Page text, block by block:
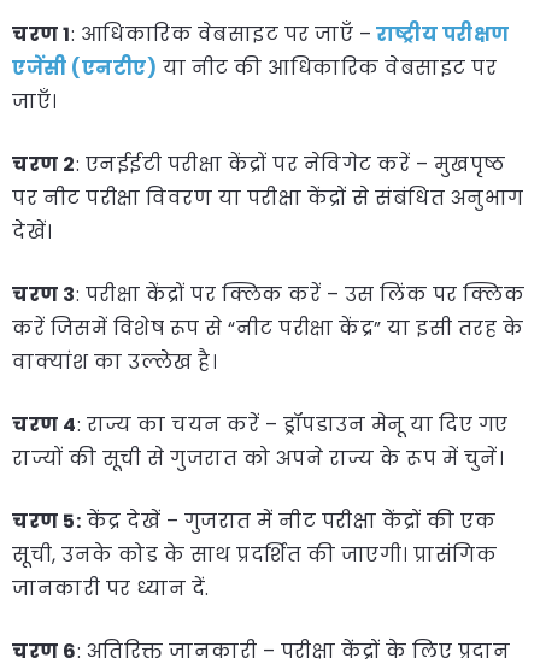
चरण 1: आधिकारिक वेबसाइट पर जाएँ – राष्ट्रीय परीक्षण
एजेंसी (एनटीए) या नीट की आधिकारिक वेबसाइट पर
जाएँ।
चरण 2: एनईईटी परीक्षा केंद्रों पर नेविगेट करें – मुखपृष्ठ
पर नीट परीक्षा विवरण या परीक्षा केंद्रों से संबंधित अनुभाग
देखें।
चरण 3: परीक्षा केंद्रों पर क्लिक करें – उस लिंक पर क्लिक
करें जिसमें विशेष रूप से “नीट परीक्षा केंद्र” या इसी तरह के
वाक्यांश का उल्लेख है।
चरण 4: राज्य का चयन करें – ड्रॉपडाउन मेनू या दिए गए
राज्यों की सूची से गुजरात को अपने राज्य के रूप में चुनें।
चरण 5: केंद्र देखें – गुजरात में नीट परीक्षा केंद्रों की एक
सूची, उनके कोड के साथ प्रदर्शित की जाएगी। प्रासंगिक
जानकारी पर ध्यान दें.
चरण 6: अतिरिक्त जानकारी – परीक्षा केंद्रों के लिए प्रदान